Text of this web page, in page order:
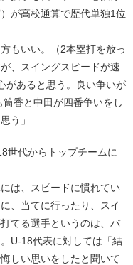
が高校通算で歴代単独1位
もいい。（2本塁打を放っ
、スイングスピードが速
があると思う。良い争いが
香と中田が四番争いをし
う」
世代からトップチームに
は、スピードに慣れてい
、当てに行ったり、スイ
てる選手というのは、バ
U-18代表に対しては「結
しい思いをしたと聞いて